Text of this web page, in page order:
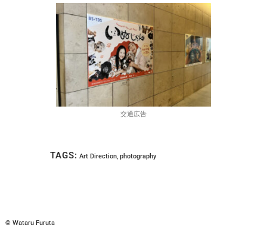
交通広告
TAGS: Art Direction photography
© Wataru Furuta